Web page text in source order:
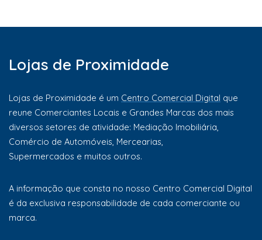
Lojas de Proximidade
Lojas de Proximidade é um Centro Comercial Digital que
reune Comerciantes Locais e Grandes Marcas dos mais
diversos setores de atividade: Mediação Imobiliária,
Comércio de Automóveis, Mercearias,
Supermercados e muitos outros.
A informação que consta no nosso Centro Comercial Digital
é da exclusiva responsabilidade de cada comerciante ou
marca.